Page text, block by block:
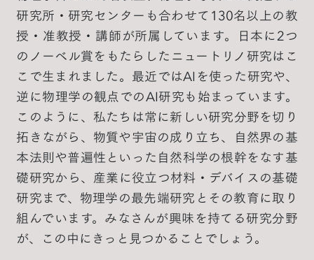
研究所・研究センターも合わせて130名以上の教
授・准教授・講師が所属しています。日本に2つ
のノーベル賞をもたらしたニュートリノ研究はこ
こで生まれました。最近ではAIを使った研究や、
逆に物理学の観点でのAI研究も始まっています。
このように、私たちは常に新しい研究分野を切り
拓きながら、物質や宇宙の成り立ち、自然界の基
本法則や普遍性といった自然科学の根幹をなす基
礎研究から、産業に役立つ材料・デバイスの基礎
研究まで、物理学の最先端研究とその教育に取り
組んでいます。みなさんが興味を持てる研究分野
が、この中にきっと見つかることでしょう。